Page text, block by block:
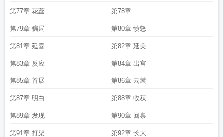
第77章 花蕊 第78章
第79章 骗局 第80章 愤怒
第81章 延喜 第82章 延美
第83章 反应 第84章 出宫
第85章 首展 第86章 云裳
第87章 明白 第88章 收获
第89章 发现 第90章 回禀
第91章 打架 第92章 长大